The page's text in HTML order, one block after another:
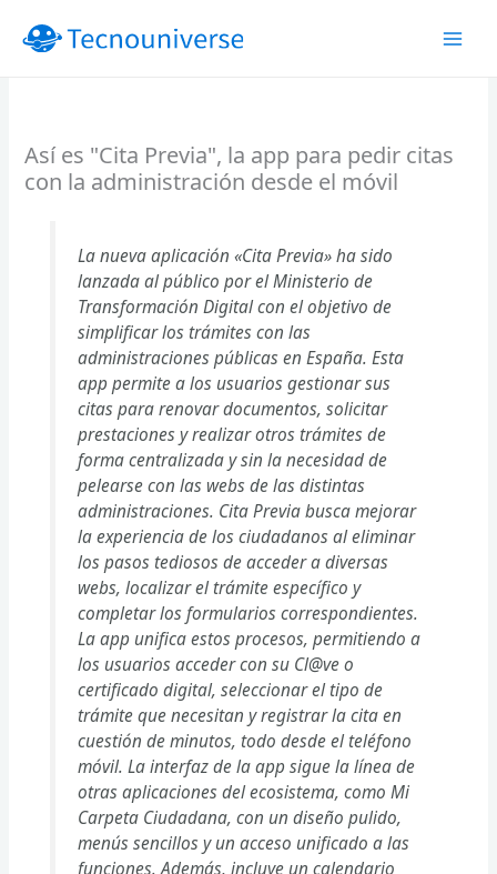
Así es "Cita Previa", la app para pedir citas
con la administración desde el móvil
La nueva aplicación «Cita Previa» ha sido
lanzada al público por el Ministerio de
Transformación Digital con el objetivo de
simplificar los trámites con las
administraciones públicas en España. Esta
app permite a los usuarios gestionar sus
citas para renovar documentos, solicitar
prestaciones y realizar otros trámites de
forma centralizada y sin la necesidad de
pelearse con las webs de las distintas
administraciones. Cita Previa busca mejorar
la experiencia de los ciudadanos al eliminar
los pasos tediosos de acceder a diversas
webs, localizar el trámite específico y
completar los formularios correspondientes.
La app unifica estos procesos, permitiendo a
los usuarios acceder con su Cl@ve o
certificado digital, seleccionar el tipo de
trámite que necesitan y registrar la cita en
cuestión de minutos, todo desde el teléfono
móvil. La interfaz de la app sigue la línea de
otras aplicaciones del ecosistema, como Mi
Carpeta Ciudadana, con un diseño pulido,
menús sencillos y un acceso unificado a las
funciones. Además, incluye un calendario